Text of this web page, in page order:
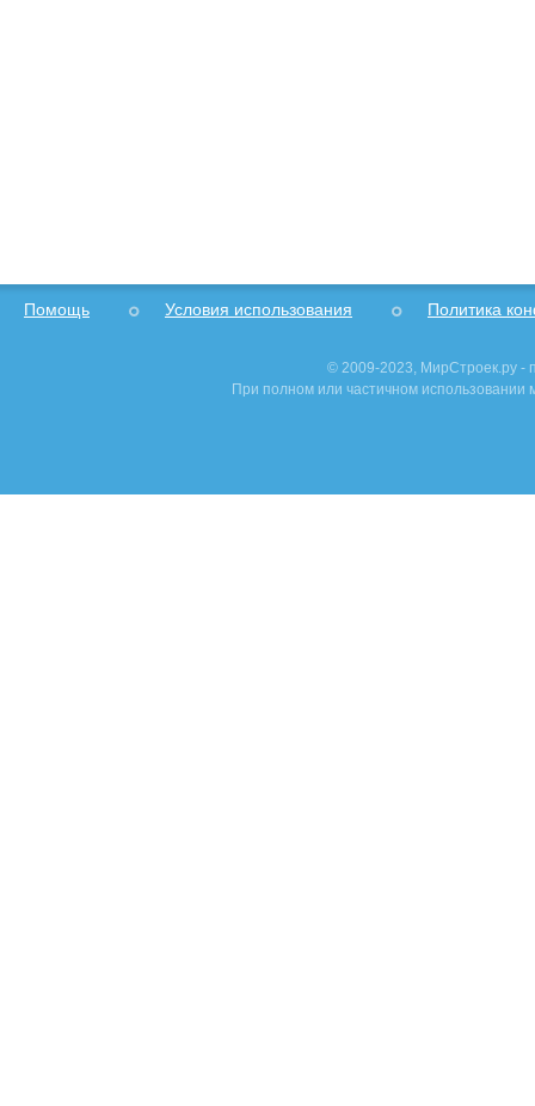
Помощь Условия использования Политика
© 2009-2023, МирСтроек.ру -
При полном или частичном использовании